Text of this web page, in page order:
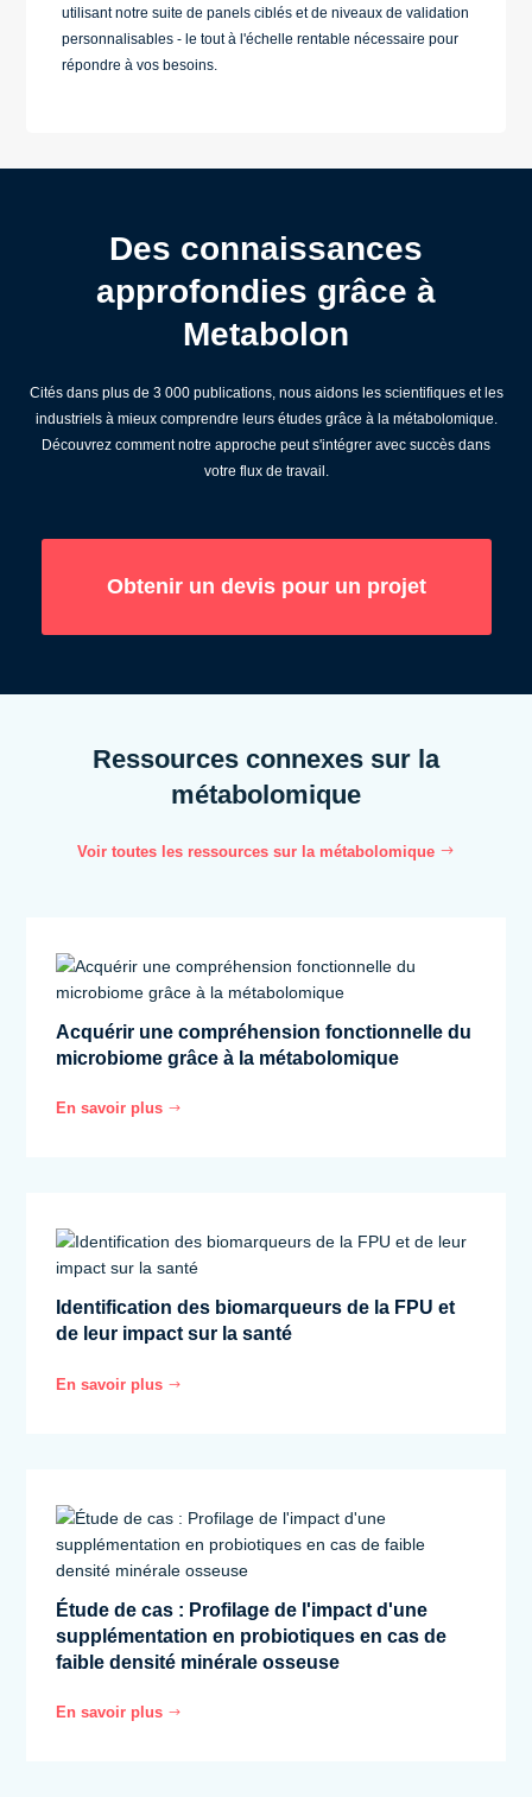
utilisant notre suite de panels ciblés et de niveaux de validation
personnalisables - le tout à l'échelle rentable nécessaire pour
répondre à vos besoins.
Des connaissances
approfondies grâce à
Metabolon
Cités dans plus de 3 000 publications, nous aidons les scientifiques et les
industriels à mieux comprendre leurs études grâce à la métabolomique.
Découvrez comment notre approche peut s'intégrer avec succès dans
votre flux de travail.
Obtenir un devis pour un projet
Ressources connexes sur la
métabolomique
Voir toutes les ressources sur la métabolomique
Acquérir une compréhension fonctionnelle du
microbiome grâce à la métabolomique
En savoir plus $
Identification des biomarqueurs de la FPU et
de leur impact sur la santé
En savoir plus $
Étude de cas : Profilage de l'impact d'une
supplémentation en probiotiques en cas de
faible densité minérale osseuse
En savoir plus $